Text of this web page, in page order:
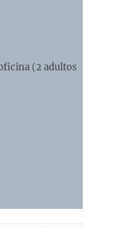
(2 adultos